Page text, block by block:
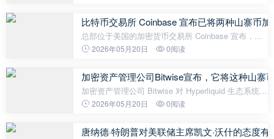
比特币交易所 Coinbase 宣布已将两种山寨币
总部位于美国的加密货币交易所 Coinbase 宣布，已
将 MetaDAO (META) 和 Derive (DRV) 代币添加到其
一部分。Coinbase 于 5 月 2
2026年05月20日 0阅读
加密资产管理公司Bitwise宣布，它将这种山寨
加密资产管理公司 Bitwise 对 Hyperliquid 生态系统的
原生代币 HYPE 进行了值得关注的评估。该公司首席
年将成为表现最好的
2026年05月20日 0阅读
唐纳德·特朗普对美联储主席凯文·沃什的态度